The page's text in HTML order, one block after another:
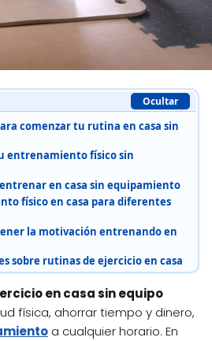
Ocultar
comenzar tu rutina en casa sin
entrenamiento físico sin
en casa sin equipamiento
físico en casa para diferentes
la motivación entrenando en
sobre rutinas de ejercicio en casa
en casa sin equipo
física, ahorrar tiempo y dinero,
a cualquier horario. En